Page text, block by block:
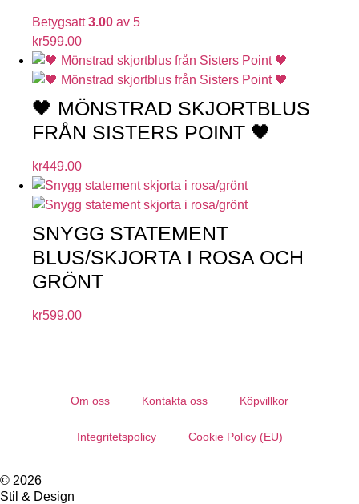
Betygsatt3.00 av 5
kr599.00
🖤 MÖNSTRAD SKJORTBLUS
FRÅN SISTERS POINT 🖤
kr449.00
SNYGG STATEMENT
BLUS/SKJORTA I ROSA OCH
GRÖNT
kr599.00
Om oss Kontakta oss Köpvillkor
Integritetspolicy Cookie Policy (EU)
© 2026
Stil & Design